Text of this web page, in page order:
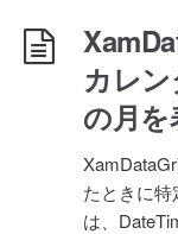
カレ
の月
たときに
は、